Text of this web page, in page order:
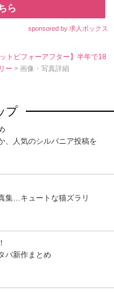
ら
sponsored by 求人ボックス
ットビフォーアフター】半年で18
ー> 画像・写真詳細
プ
、人気のシルバニア投稿を
集…キュートな猫ズラリ
バ新作まとめ